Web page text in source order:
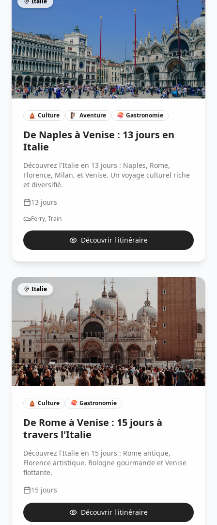
🛕 Culture 🧗🏽 Aventure 🍣 Gastronomie
De Naples à Venise : 13 jours en
Italie
Découvrez l'Italie en 13 jours : Naples, Rome,
Florence, Milan, et Venise. Un voyage culturel riche
et diversifié.
13 jours
Ferry, Train
Découvrir l'itinéraire
Italie
🛕 Culture 🍣 Gastronomie
De Rome à Venise : 15 jours à
travers l'Italie
Découvrez l'Italie en 15 jours : Rome antique,
Florence artistique, Bologne gourmande et Venise
flottante.
15 jours
Découvrir l'itinéraire